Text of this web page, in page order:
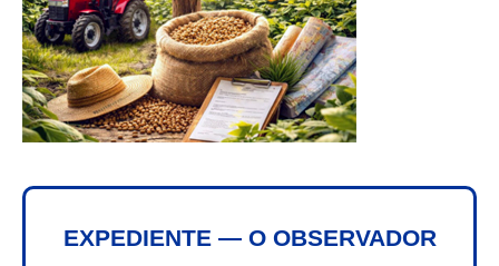
EXPEDIENTE — O OBSERVADOR